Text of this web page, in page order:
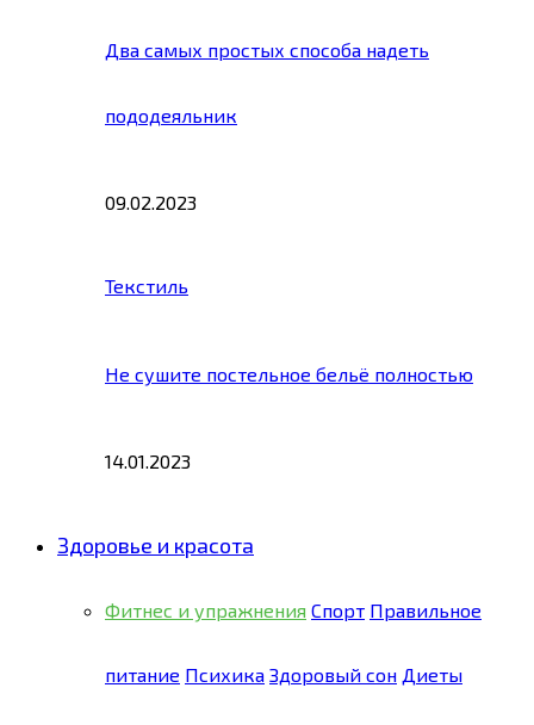
Два самых простых способа надеть
пододеяльник
09.02.2023
Текстиль
Не сушите постельное бельё полностью
14.01.2023
Здоровье и красота
Фитнес и упражнения Спорт Правильное
питание Психика Здоровый сон Диеты